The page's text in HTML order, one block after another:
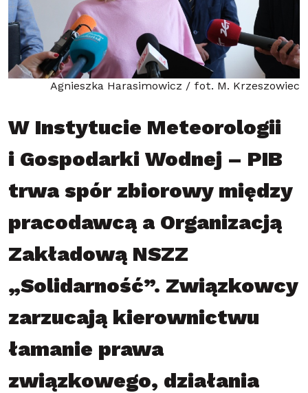
Agnieszka Harasimowicz / fot. M. Krzeszowiec
W Instytucie Meteorologii
i Gospodarki Wodnej – PIB
trwa spór zbiorowy między
pracodawcą a Organizacją
Zakładową NSZZ
„Solidarność”. Związkowcy
zarzucają kierownictwu
łamanie prawa
związkowego, działania